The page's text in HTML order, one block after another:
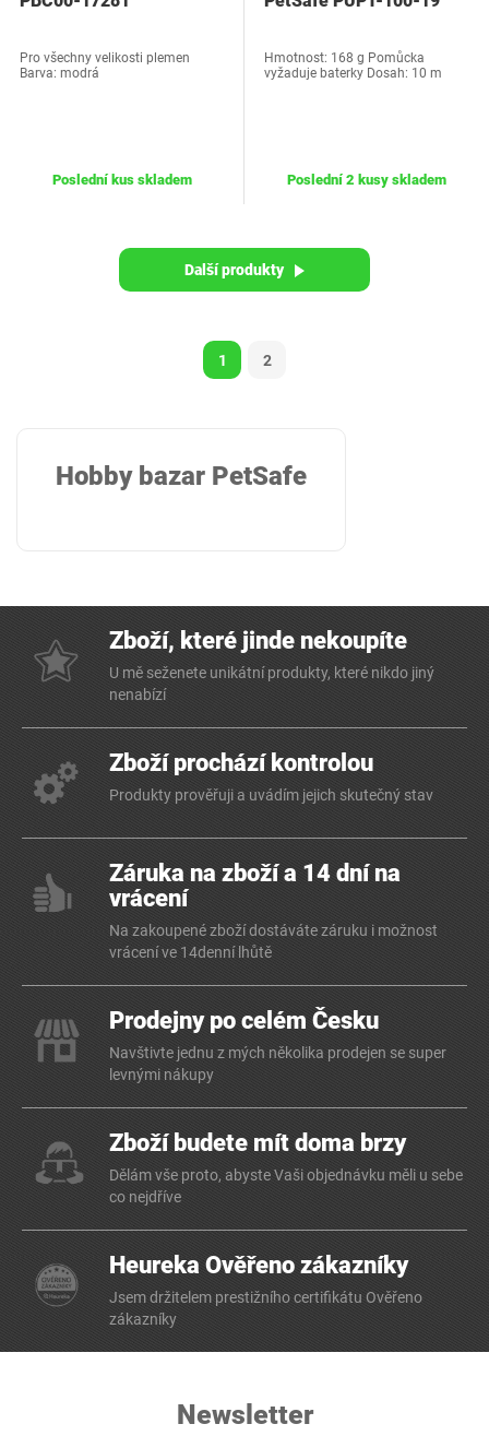
Pro všechny velikosti plemen
Barva: modrá
Poslední kus skladem
Hmotnost: 168 g Pomůcka
vyžaduje baterky Dosah: 10 m
Poslední 2 kusy skladem
Další produkty
1 2
Hobby bazar PetSafe
Zboží, které jinde nekoupíte
U mě seženete unikátní produkty, které nikdo jiný
nenabízí
Zboží prochází kontrolou
Produkty prověřuji a uvádím jejich skutečný stav
Záruka na zboží a 14 dní na
vrácení
Na zakoupené zboží dostáváte záruku i možnost
vrácení ve 14denní lhůtě
Prodejny po celém Česku
Navštivte jednu z mých několika prodejen se super
levnými nákupy
Zboží budete mít doma brzy
Dělám vše proto, abyste Vaši objednávku měli u sebe
co nejdříve
Heureka Ověřeno zákazníky
Jsem držitelem prestižního certifikátu Ověřeno
zákazníky
Newsletter